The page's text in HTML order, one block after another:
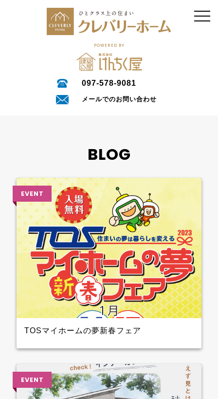
POWERED BY
097-578-9081
メールでのお問い合わせ
BLOG
TOSマイホームの夢新春フェア
ホーム も参加しますよ 3階大ホール№8のブースでプ
レゼントを準備して待ってます～ ぜひ、お越しくださ
い♪♪